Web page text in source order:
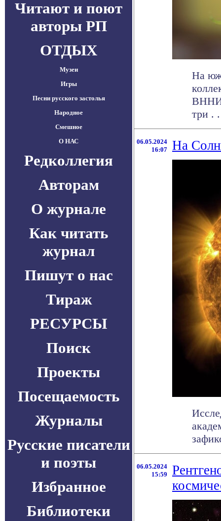
Читают и поют
авторы РП
ОТДЫХ
Музеи
Игры
Песни русского застолья
Народное
Смешное
О НАС
Редколлегия
Авторам
О журнале
Как читать
журнал
Пишут о нас
Тираж
РЕСУРСЫ
Поиск
Проекты
Посещаемость
Журналы
Русские писатели
и поэты
Избранное
Библиотеки
На
три .
06.05.2024
16:07
На
06.05.2024
15:59